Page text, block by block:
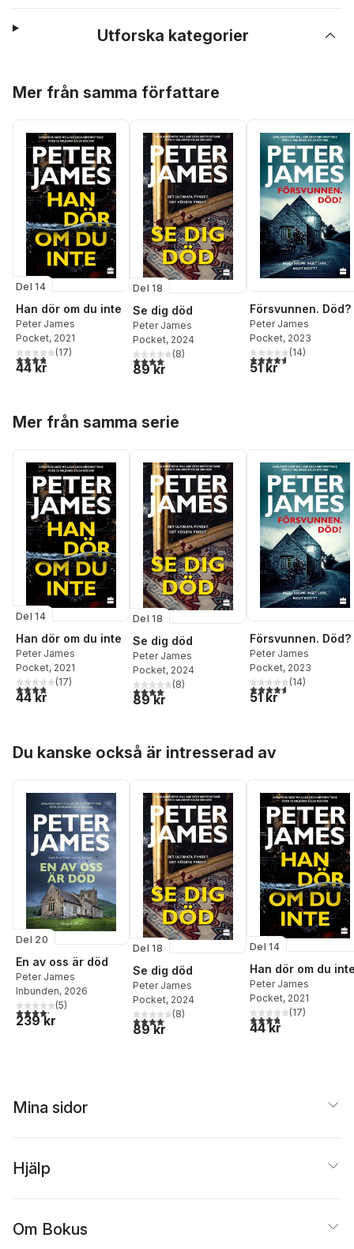
Utforska kategorier
Mer från samma författare
Del 14
Han dör om du inte
Peter James
Pocket, 2021
3,8utav 5 stjärnor. Totalt antal röster:
(17)
44 kr
Del 18
Se dig död
Peter James
Pocket, 2024
4,1utav 5 stjärnor. Totalt antal röster:
(8)
89 kr
Försvunnen. Död?
Peter James
Pocket, 2023
4,6utav 5 stjärnor.
(14)
51 kr
Mer från samma serie
Del 14
Han dör om du inte
Peter James
Pocket, 2021
3,8utav 5 stjärnor. Totalt antal röster:
(17)
44 kr
Del 18
Se dig död
Peter James
Pocket, 2024
4,1utav 5 stjärnor. Totalt antal röster:
(8)
89 kr
Försvunnen. Död?
Peter James
Pocket, 2023
4,6utav 5 stjärnor.
(14)
51 kr
Du kanske också är intresserad av
Del 20
En av oss är död
Peter James
Inbunden, 2026
4,2utav 5 stjärnor. Totalt antal röster:
(5)
239 kr
Del 18
Se dig död
Peter James
Pocket, 2024
4,1utav 5 stjärnor. Totalt antal röster:
(8)
89 kr
Del 14
Han dör om du
Peter James
Pocket, 2021
3,8utav 5 stjärnor.
(17)
44 kr
Mina sidor
Hjälp
Om Bokus